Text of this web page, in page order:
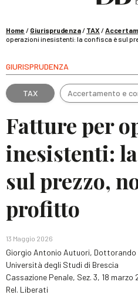
La governance
Home / Giurisprudenza/ TAX /
operazioni inesistenti: la confisca è sul
GIURISPRUDENZA
TAX Accertamento e
Fatture per
inesistenti:
sul prezzo,
profitto
13 Maggio 2026
Giorgio Antonio Autuori,
Università degli Studi di Brescia
Cassazione Penale, Sez. 3, 18
Rel. Liberati